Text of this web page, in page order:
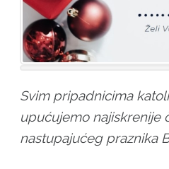
Svim pripadnicima
upućujemo najiskrenije
nastupajućeg praznika